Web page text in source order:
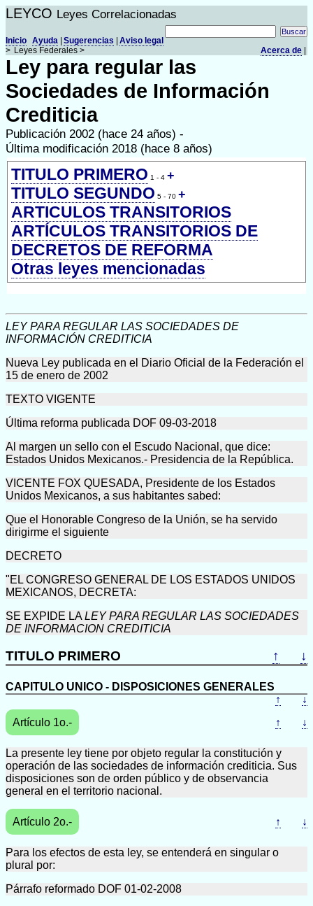
LEYCO Leyes Correlacionadas
Aviso legal
Sugerencias
Ayuda
Acerca de
Inicio
> Leyes Federales >
Ley para regular las
Sociedades de Información
Crediticia
Publicación 2002 (hace 24 años) -
Última modificación 2018 (hace 8 años)
TITULO PRIMERO 1 - 4 +
TITULO SEGUNDO 5 - 70 +
ARTICULOS TRANSITORIOS
ARTÍCULOS TRANSITORIOS DE
DECRETOS DE REFORMA
Otras leyes mencionadas
LEY PARA REGULAR LAS SOCIEDADES DE
INFORMACIÓN CREDITICIA
Nueva Ley publicada en el Diario Oficial de la Federación el
15 de enero de 2002
TEXTO VIGENTE
Última reforma publicada DOF 09-03-2018
Al margen un sello con el Escudo Nacional, que dice:
Estados Unidos Mexicanos.- Presidencia de la República.
VICENTE FOX QUESADA, Presidente de los Estados
Unidos Mexicanos, a sus habitantes sabed:
Que el Honorable Congreso de la Unión, se ha servido
dirigirme el siguiente
DECRETO
"EL CONGRESO GENERAL DE LOS ESTADOS UNIDOS
MEXICANOS, DECRETA:
SE EXPIDE LALEY PARA REGULAR LAS SOCIEDADES
DE INFORMACION CREDITICIA
TITULO PRIMERO ↑ ↓
CAPITULO UNICO - DISPOSICIONES GENERALES
↑
↓
Artículo 1o.-
↑ ↓
La presente ley tiene por objeto regular la constitución y
operación de las sociedades de información crediticia. Sus
disposiciones son de orden público y de observancia
general en el territorio nacional.
Artículo 2o.- ↑ ↓
Para los efectos de esta ley, se entenderá en singular o
plural por:
Párrafo reformado DOF 01-02-2008